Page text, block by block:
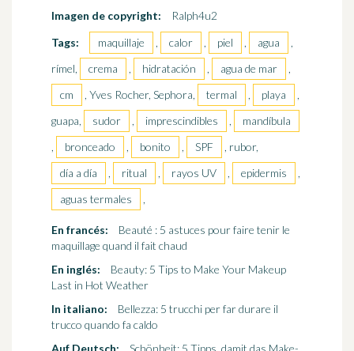
Imagen de copyright:
Ralph4u2
Tags:
maquillaje , calor , piel , agua
,
rímel,
crema , hidratación , agua de mar
,
cm
, Yves Rocher, Sephora, termal , playa
,
guapa,
sudor , imprescindibles ,
mandíbula
,
bronceado , bonito , SPF
, rubor,
día a día
, ritual , rayos UV , epidermis
,
aguas termales
,
En francés:
Beauté : 5 astuces pour faire tenir le
maquillage quand il fait chaud
En inglés:
Beauty: 5 Tips to Make Your Makeup
Last in Hot Weather
In italiano:
Bellezza: 5 trucchi per far durare il
trucco quando fa caldo